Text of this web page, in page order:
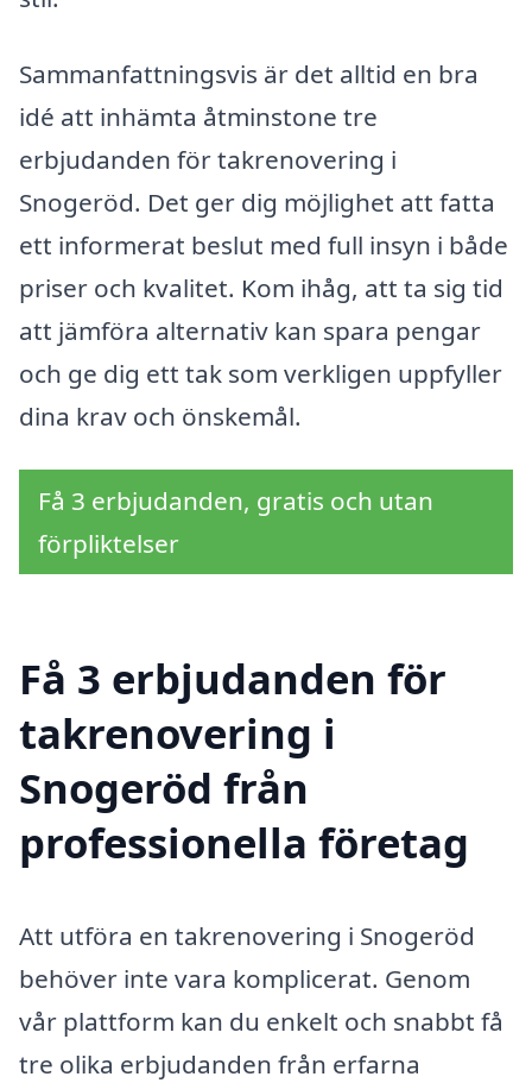
Sammanfattningsvis är det alltid en bra
idé att in­hämta åtminstone tre
erbjudanden för takrenovering i
Snogeröd. Det ger dig möjlighet att fatta
ett informerat beslut med full insyn i både
priser och kvalitet. Kom ihåg, att ta sig tid
att jämföra alternativ kan spara pengar
och ge dig ett tak som verkligen uppfyller
dina krav och önskemål.
Få 3 erbjudanden, gratis och utan
förpliktelser
Få 3 erbjudanden för
takrenovering i
Snogeröd från
professionella företag
Att utföra en takrenovering i Snogeröd
behöver inte vara komplicerat. Genom
vår plattform kan du enkelt och snabbt få
tre olika erbjudanden från erfarna